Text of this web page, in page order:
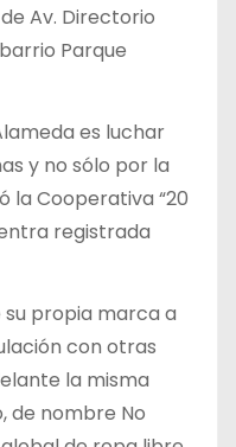
Av. Directorio
Parque
es luchar
y no sólo por la
la Cooperativa “20
registrada
propia marca a
con otras
la misma
de nombre No